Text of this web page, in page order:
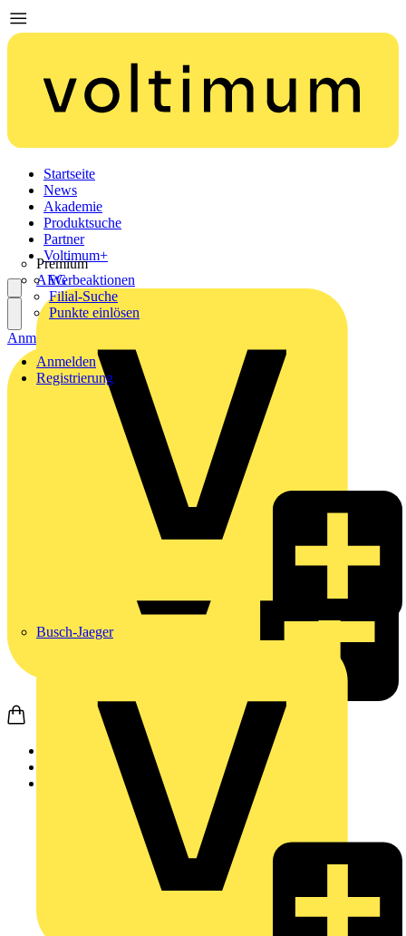
Startseite
News
Akademie
Produktsuche
Partner
Premium
AEG
Busch-Jaeger
Voltimum+
Werbeaktionen
Filial-Suche
Punkte einlösen
Anmelden
Registrierung
Anmelden